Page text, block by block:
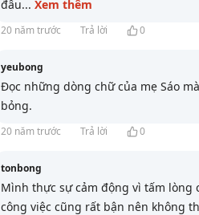
đâu... Xem thêm
20 năm trước Trả lời 0
yeubong
Đọc những dòng chữ của mẹ Sáo
bỏng.
20 năm trước Trả lời 0
tonbong
Mình thực sự cảm động vì tấm lòng
công việc cũng rất bận nên không